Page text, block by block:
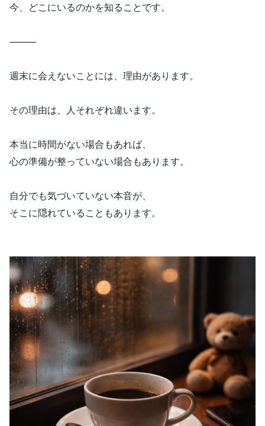
今、どこにいるのかを知ることです。
⸻
週末に会えないことには、理由があります。
その理由は、人それぞれ違います。
本当に時間がない場合もあれば、
心の準備が整っていない場合もあります。
自分でも気づいていない本音が、
そこに隠れていることもあります。